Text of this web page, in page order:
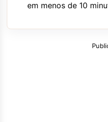
em menos de 10